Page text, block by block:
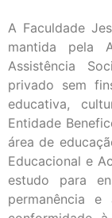
A Faculdade
mantida pela
Assistência
privado sem
educativa,
Entidade
área de
Educacional e
estudo para
permanência